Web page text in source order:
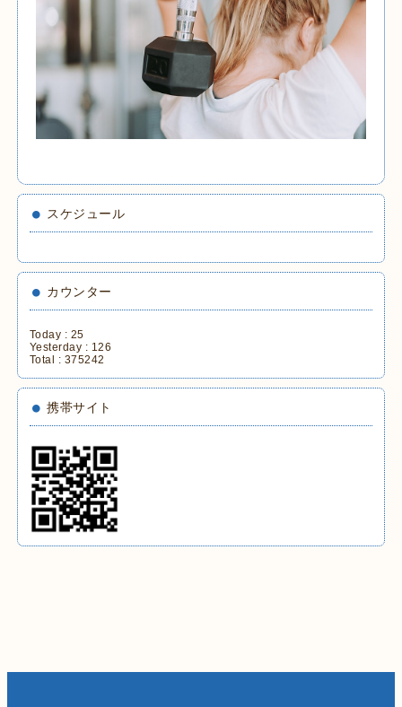
スケジュール
カウンター
Today : 25
Yesterday : 126
Total : 375242
携帯サイト